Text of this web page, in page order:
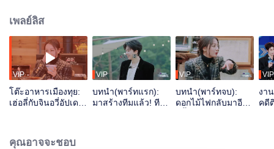
เพลย์ลิส
VIP
โต๊ะอาหารเมืองทุย:
เฮ่อลี่กับจินอวี่อัปเดต
VIP
บทนำ(พาร์ทแรก):
มาสร้างทีมแล้ว! ทีม
VIP
บทนำ(พาร์ทจบ):
ดอกไม้ไฟกลับมาอีก
VIP
งา
คดี
คุณอาจจะชอบ